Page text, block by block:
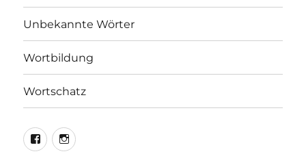
Unbekannte Wörter
Wortbildung
Wortschatz
LEO@Facebook
LEO@Instagram